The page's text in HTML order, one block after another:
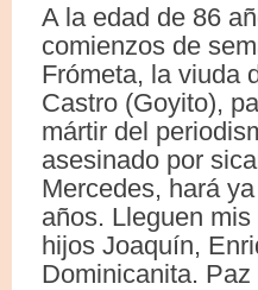
A la edad de 86
comienzos de
Frómeta, la viuda
Castro (Goyito),
mártir del
asesinado por
Mercedes, hará
años. Lleguen
hijos Joaquín,
Dominicanita.